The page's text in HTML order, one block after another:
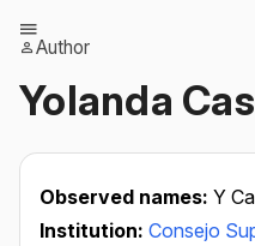
Author
Yolanda
Observed names: Y
Institution: Consejo